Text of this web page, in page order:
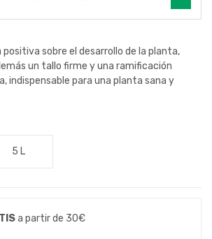
positiva sobre el desarrollo de la planta,
un tallo firme y una ramificación
indispensable para una planta sana y
5 L
a partir de 30€